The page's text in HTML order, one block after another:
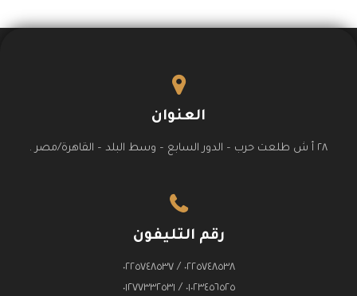
العنوان
٢٨ أ ش طلعت حرب – الدور السابع – وسط البلد – القاهرة/مصر .
رقم التليفون
٠٢٢٥٧٤٨٥٣٨ / ٠٢٢٥٧٤٨٥٣٧
٠١٠٢٣٤٥٦٥٢٥ / ٠١٢٧٧٣٣٢٥٣١